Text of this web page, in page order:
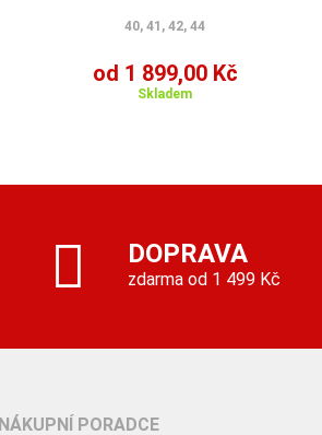
40, 41, 42, 44
od 1 899,00 Kč
Skladem
DOPRAVA
zdarma od 1 499 Kč
NÁKUPNÍ PORADCE